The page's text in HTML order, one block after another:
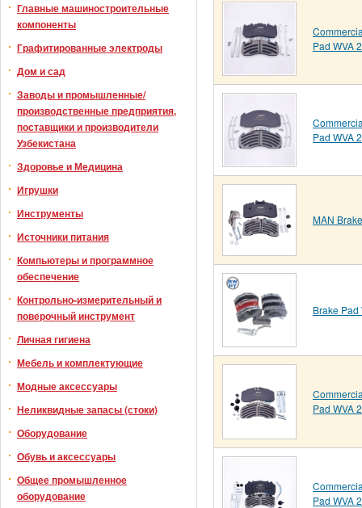
Главные машиностроительные
компоненты
Графитированные электроды
Дом и сад
Заводы и промышленные/
производственные предприятия,
поставщики и производители
Узбекистана
Здоровье и Медицина
Игрушки
Инструменты
Источники питания
Компьютеры и программное
обеспечение
Контрольно-измерительный и
поверочный инструмент
Личная гигиена
Мебель и комплектующие
Модные аксессуары
Неликвидные запасы (стоки)
Оборудование
Обувь и аксессуары
Общее промышленное
оборудование
Pad WVA
Pad WVA
MAN
Brake Pad
Pad WVA
Pad WVA